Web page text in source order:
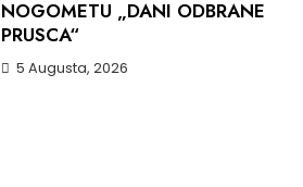
NOGOMETU „DANI ODBRANE
PRUSCA“
5 Augusta, 2026